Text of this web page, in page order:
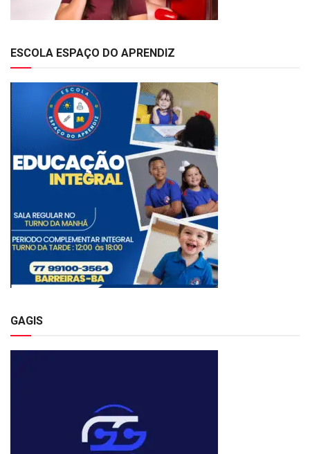
ESCOLA ESPAÇO DO APRENDIZ
GAGIS